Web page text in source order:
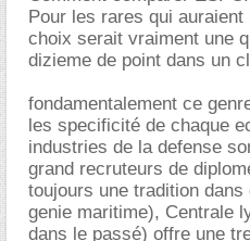
Pour les rares qui
choix serait vraiment une
dizieme de point dans un
fondamentalement ce
les specificité de chaque
industries de la defense
grand recruteurs de
toujours une tradition
genie maritime), Centrale
dans le passé) offre une